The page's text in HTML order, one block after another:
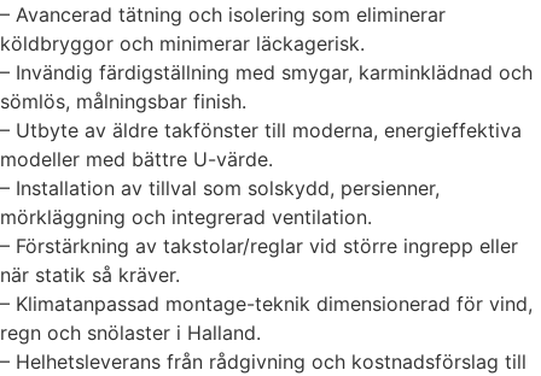
– Avancerad tätning och isolering som eliminerar
köldbryggor och minimerar läckagerisk.
– Invändig färdigställning med smygar, karminklädnad och
sömlös, målningsbar finish.
– Utbyte av äldre takfönster till moderna, energieffektiva
modeller med bättre U-värde.
– Installation av tillval som solskydd, persienner,
mörkläggning och integrerad ventilation.
– Förstärkning av takstolar/reglar vid större ingrepp eller
när statik så kräver.
– Klimatanpassad montage-teknik dimensionerad för vind,
regn och snölaster i Halland.
– Helhetsleverans från rådgivning och kostnadsförslag till